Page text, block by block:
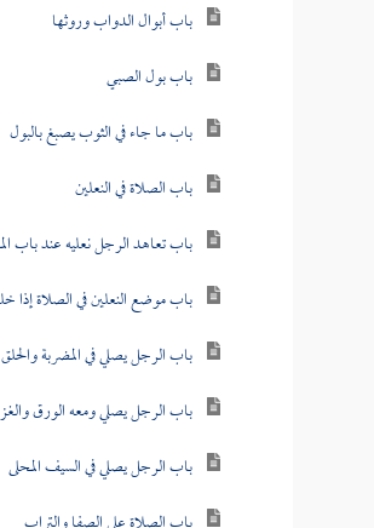
باب أبوال الدواب وروثها
باب بول الصبي
باب ما جاء في الثوب يصبغ بالبول
باب الصلاة في النعلين
باب تعاهد الرجل نعليه عند باب
باب موضع النعلين في الصلاة إذا
باب الرجل يصلي في المضربة والحلق
باب الرجل يصلي ومعه الورق
باب الرجل يصلي في السيف المحلى